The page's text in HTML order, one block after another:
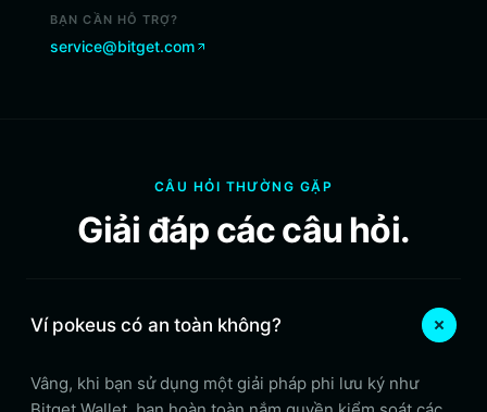
BẠN CẦN HỖ TRỢ?
service@bitget.com
CÂU HỎI THƯỜNG GẶP
Giải đáp các câu hỏi.
Ví pokeus có an toàn không?
Vâng, khi bạn sử dụng một giải pháp phi lưu ký như